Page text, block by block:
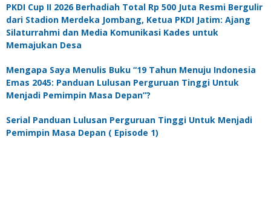
PKDI Cup II 2026 Berhadiah Total Rp 500 Juta Resmi Bergulir
dari Stadion Merdeka Jombang, Ketua PKDI Jatim: Ajang
Silaturrahmi dan Media Komunikasi Kades untuk
Memajukan Desa
Mengapa Saya Menulis Buku “19 Tahun Menuju Indonesia
Emas 2045: Panduan Lulusan Perguruan Tinggi Untuk
Menjadi Pemimpin Masa Depan”?
Serial Panduan Lulusan Perguruan Tinggi Untuk Menjadi
Pemimpin Masa Depan ( Episode 1)